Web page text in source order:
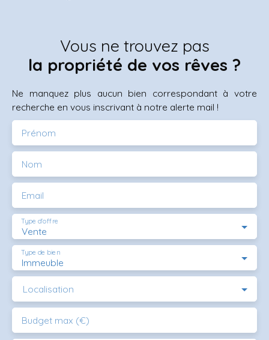
Vous ne trouvez pas
la propriété de vos rêves ?
Ne manquez plus aucun bien correspondant à votre
recherche en vous inscrivant à notre alerte mail !
Prénom
Nom
Email
Vente
Type d'offre
Immeuble
Type de bien
Localisation
Budget max (€)